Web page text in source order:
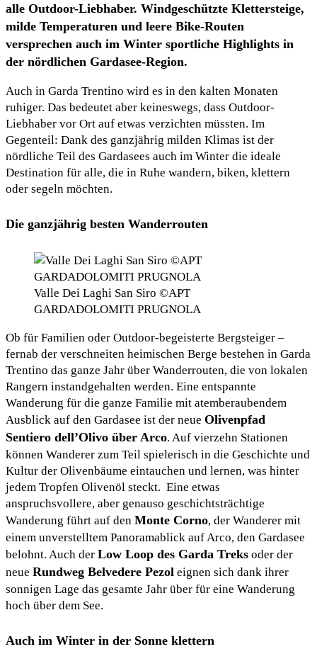
alle Outdoor-Liebhaber. Windgeschützte Klettersteige,
milde Temperaturen und leere Bike-Routen
versprechen auch im Winter sportliche Highlights in
der nördlichen Gardasee-Region.
Auch in Garda Trentino wird es in den kalten Monaten
ruhiger. Das bedeutet aber keineswegs, dass Outdoor-
Liebhaber vor Ort auf etwas verzichten müssten. Im
Gegenteil: Dank des ganzjährig milden Klimas ist der
nördliche Teil des Gardasees auch im Winter die ideale
Destination für alle, die in Ruhe wandern, biken, klettern
oder segeln möchten.
Die ganzjährig besten Wanderrouten
Valle Dei Laghi San Siro ©APT
GARDADOLOMITI PRUGNOLA
Ob für Familien oder Outdoor-begeisterte Bergsteiger –
fernab der verschneiten heimischen Berge bestehen in Garda
Trentino das ganze Jahr über Wanderrouten, die von lokalen
Rangern instandgehalten werden. Eine entspannte
Wanderung für die ganze Familie mit atemberaubendem
Ausblick auf den Gardasee ist der neue Olivenpfad
Sentiero dell’Olivo über Arco. Auf vierzehn Stationen
können Wanderer zum Teil spielerisch in die Geschichte und
Kultur der Olivenbäume eintauchen und lernen, was hinter
jedem Tropfen Olivenöl steckt. Eine etwas
anspruchsvollere, aber genauso geschichtsträchtige
Wanderung führt auf den Monte Corno, der Wanderer mit
einem unverstelltem Panoramablick auf Arco, den Gardasee
belohnt. Auch der Low Loop des Garda Treks oder der
neue Rundweg Belvedere Pezol eignen sich dank ihrer
sonnigen Lage das gesamte Jahr über für eine Wanderung
hoch über dem See.
Auch im Winter in der Sonne klettern